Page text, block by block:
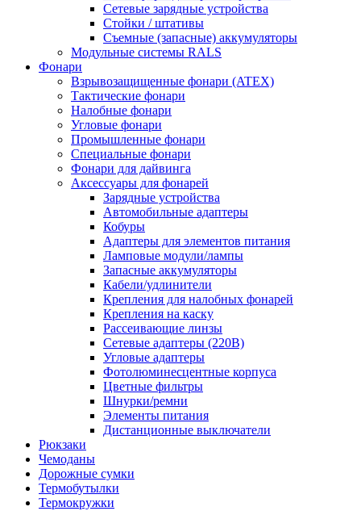
Сетевые зарядные устройства
Стойки / штативы
Съемные (запасные) аккумуляторы
Модульные системы RALS
Фонари
Взрывозащищенные фонари (ATEX)
Тактические фонари
Налобные фонари
Угловые фонари
Промышленные фонари
Специальные фонари
Фонари для дайвинга
Аксессуары для фонарей
Зарядные устройства
Автомобильные адаптеры
Кобуры
Адаптеры для элементов питания
Ламповые модули/лампы
Запасные аккумуляторы
Кабели/удлинители
Крепления для налобных фонарей
Крепления на каску
Рассеивающие линзы
Сетевые адаптеры (220В)
Угловые адаптеры
Фотолюминесцентные корпуса
Цветные фильтры
Шнурки/ремни
Элементы питания
Дистанционные выключатели
Рюкзаки
Чемоданы
Дорожные сумки
Термобутылки
Термокружки